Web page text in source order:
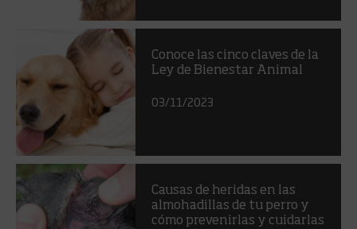
Conoce las cinco claves de la
Ley de Bienestar Animal
03/11/2023
Causas de heridas en las
almohadillas de tu perro y
cómo prevenirlas y cuidarlas